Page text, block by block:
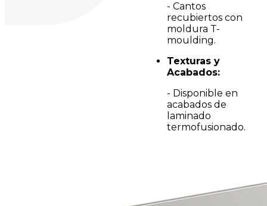
- Cantos
recubiertos con
moldura T-
moulding.
Texturas y
Acabados:
- Disponible en
acabados de
laminado
termofusionado.